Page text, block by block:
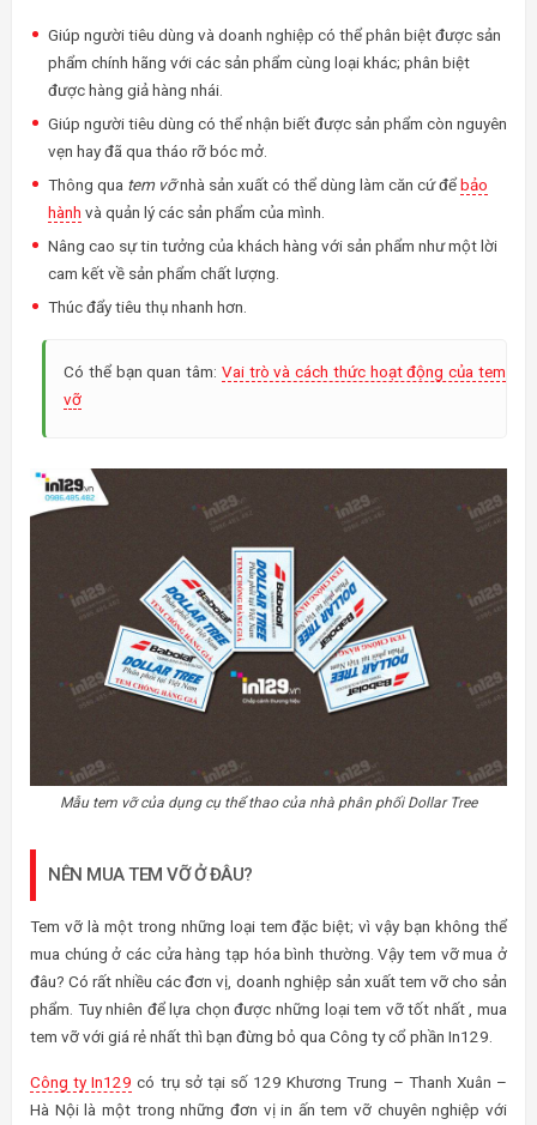
Giúp người tiêu dùng và doanh nghiệp có thể phân biệt được sản
phẩm chính hãng với các sản phẩm cùng loại khác; phân biệt
được hàng giả hàng nhái.
Giúp người tiêu dùng có thể nhận biết được sản phẩm còn nguyên
vẹn hay đã qua tháo rỡ bóc mở.
Thông qua tem vỡnhà sản xuất có thể dùng làm căn cứ đểbảo
hành và quản lý các sản phẩm của mình.
Nâng cao sự tin tưởng của khách hàng với sản phẩm như một lời
cam kết về sản phẩm chất lượng.
Thúc đẩy tiêu thụ nhanh hơn.
Có thể bạn quan tâm: Vai trò và cách thức hoạt động của tem
vỡ
Mẫu tem vỡ của dụng cụ thể thao của nhà phân phối Dollar Tree
NÊN MUA TEM VỠ Ở ĐÂU?
Tem vỡ là một trong những loại tem đặc biệt; vì vậy bạn không thể
mua chúng ở các cửa hàng tạp hóa bình thường. Vậy tem vỡ mua ở
đâu? Có rất nhiều các đơn vị, doanh nghiệp sản xuất tem vỡ cho sản
phẩm. Tuy nhiên để lựa chọn được những loại tem vỡ tốt nhất , mua
tem vỡ với giá rẻ nhất thì bạn đừng bỏ qua Công ty cổ phần In129.
Công ty In129 có trụ sở tại số 129 Khương Trung – Thanh Xuân –
Hà Nội là một trong những đơn vị in ấn tem vỡ chuyên nghiệp với